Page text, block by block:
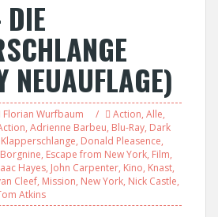
NEUAUFLAGE)
Florian Wurfbaum Action, Alle,
, Adrienne Barbeu, Blu-Ray, Dark
, Donald Pleasence,
, Escape from New York, Film,
Hayes, John Carpenter, Kino, Knast,
Cleef, Mission, New York, Nick Castle,
Atkins